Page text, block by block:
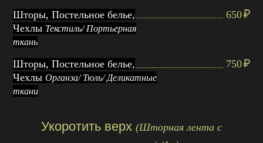
Шторы, Постельное белье,
Чехлы Текстиль/ Портьерная
ткань
650
Шторы, Постельное белье,
ЧехлыОрганза/ Тюль/ Деликатные
ткани
750
Укоротить верх (Шторная лента с